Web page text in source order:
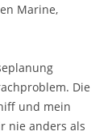
Marine,
Die
und mein
nie anders als